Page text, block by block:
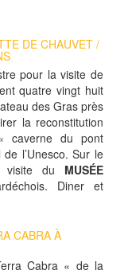
DE CHAUVET /
pour la visite de
quatre vingt huit
des Gras près
la reconstitution
caverne du pont
l’Unesco. Sur le
visite du MUSÉE
Diner et
CABRA À
Cabra « de la